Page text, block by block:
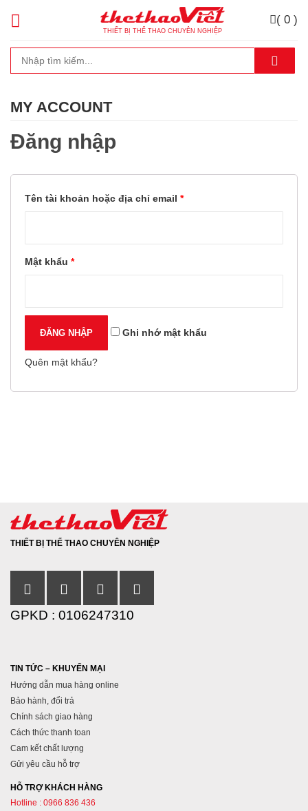
THIẾT BỊ THỂ THAO CHUYÊN NGHIỆP
( 0 )
MY ACCOUNT
Đăng nhập
Tên tài khoản hoặc địa chỉ email *
Mật khẩu *
Ghi nhớ mật khẩu
Quên mật khẩu?
THIẾT BỊ THỂ THAO CHUYÊN NGHIỆP
GPKD : 0106247310
TIN TỨC – KHUYẾN MẠI
Hướng dẫn mua hàng online
Bảo hành, đổi trả
Chính sách giao hàng
Cách thức thanh toan
Cam kết chất lượng
Gửi yêu cầu hỗ trợ
HỖ TRỢ KHÁCH HÀNG
Hotline : 0966 836 436